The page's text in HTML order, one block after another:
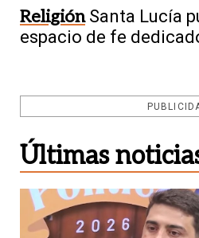
Religión Santa Lucía
espacio de fe
Últimas